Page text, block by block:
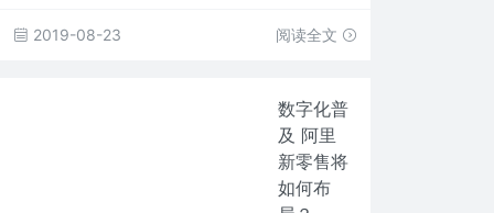
2019-08-23 阅读全文
数字化普
及 阿里
新零售将
如何布